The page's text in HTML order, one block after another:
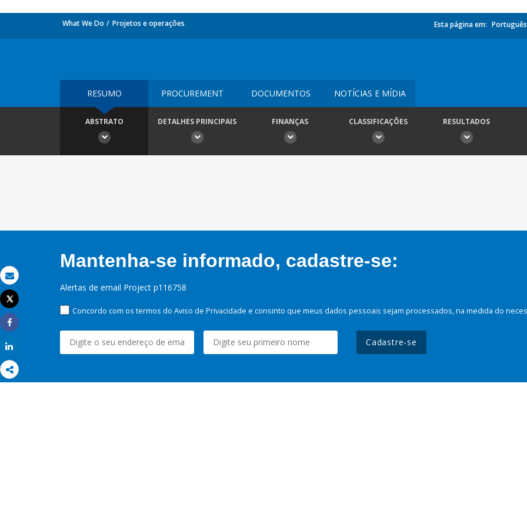
Email
Imprimir
Tweet
Share
What We Do Projetos e operações Esta página em: Português
RESUMO PROCUREMENT DOCUMENTOS NOTÍCIAS E MÍDIA
ABSTRATO DETALHES PRINCIPAIS FINANÇAS CLASSIFICAÇÕES RESULTADOS
Mantenha-se informado, cadastre-se:
Alertas de email Project p116758
Concordo com os termos do Aviso de Privacidade e consinto que meus dados pessoais sejam processados, na medida do
Cadastre-se